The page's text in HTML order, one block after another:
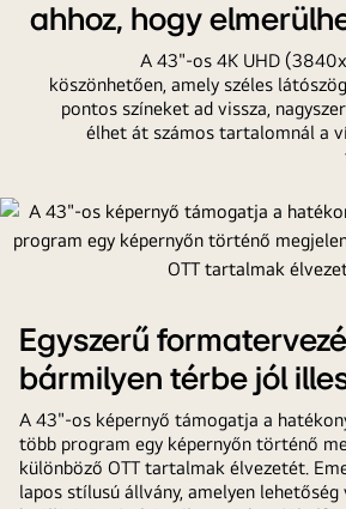
ahhoz, hogy
A 43"-os 4K UHD
köszönhetően, amely széles
pontos színeket ad vissza,
élhet át számos tartalomnál a
Egyszerű
bármilyen térbe jól
A 43"-os képernyő támogatja a
több program egy képernyőn történő
különböző OTT tartalmak élvezetét.
lapos stílusú állvány, amelyen lehetőség